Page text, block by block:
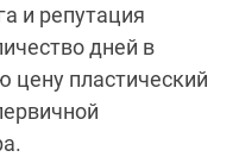
и репутация
дней в
цену пластический